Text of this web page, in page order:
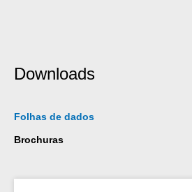
Downloads
Folhas de dados
Brochuras